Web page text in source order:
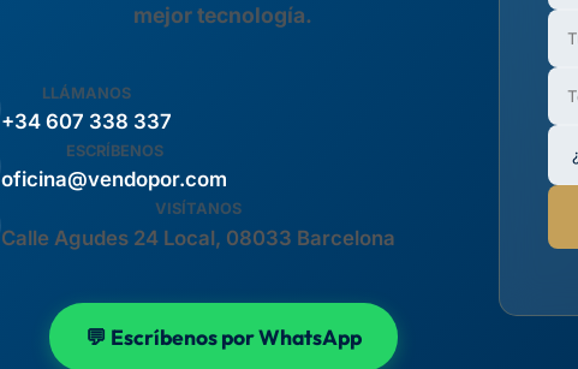
mejor tecnología.
LLÁMANOS
+34 607 338 337
ESCRÍBENOS
oficina@vendopor.com
VISÍTANOS
Calle Agudes 24 Local, 08033 Barcelona
💬 Escríbenos por WhatsApp